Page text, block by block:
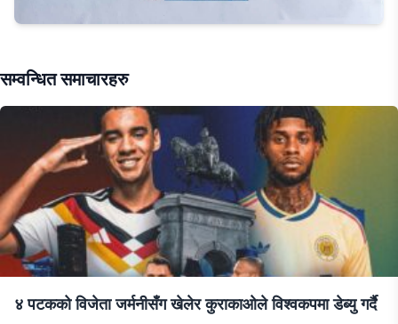
सम्वन्धित समाचारहरु
४ पटकको विजेता जर्मनीसँग खेलेर कुराकाओले विश्वकपमा डेब्यु गर्दै